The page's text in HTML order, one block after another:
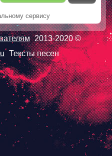
сервису
2013-2020 ©
Тексты песен